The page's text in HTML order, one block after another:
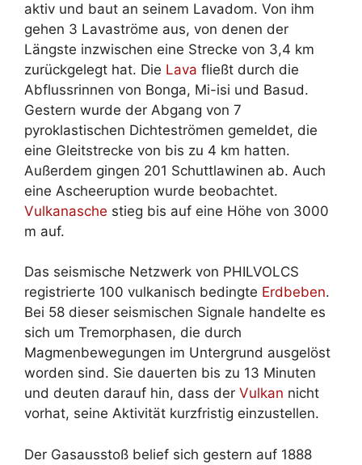
aktiv und baut an seinem Lavadom. Von ihm
gehen 3 Lavaströme aus, von denen der
Längste inzwischen eine Strecke von 3,4 km
zurückgelegt hat. Die Lava fließt durch die
Abflussrinnen von Bonga, Mi-isi und Basud.
Gestern wurde der Abgang von 7
pyroklastischen Dichteströmen gemeldet, die
eine Gleitstrecke von bis zu 4 km hatten.
Außerdem gingen 201 Schuttlawinen ab. Auch
eine Ascheeruption wurde beobachtet.
Vulkanasche stieg bis auf eine Höhe von 3000
m auf.
Das seismische Netzwerk von PHILVOLCS
registrierte 100 vulkanisch bedingte Erdbeben.
Bei 58 dieser seismischen Signale handelte es
sich um Tremorphasen, die durch
Magmenbewegungen im Untergrund ausgelöst
worden sind. Sie dauerten bis zu 13 Minuten
und deuten darauf hin, dass der Vulkan nicht
vorhat, seine Aktivität kurzfristig einzustellen.
Der Gasausstoß belief sich gestern auf 1888